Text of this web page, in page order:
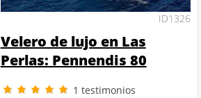
ID1326
Velero de lujo en Las
Perlas: Pennendis 80
1 testimonios